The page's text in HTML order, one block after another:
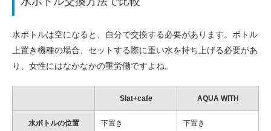
水ボトルは空になると、自分で交換する必要があります。ボトル
上置き機種の場合、セットする際に重い水を持ち上げる必要があ
り、女性にはなかなかの重労働ですよね。
Slat+cafe AQUA WITH
水ボトルの位置 下置き 下置き